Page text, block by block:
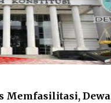
Memfasilitasi,